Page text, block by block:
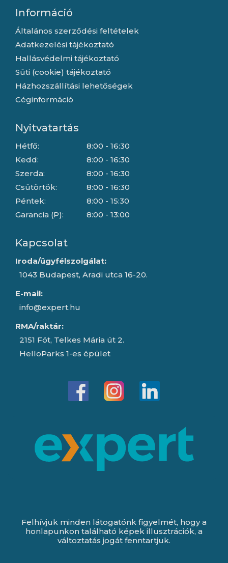
Információ
Általános szerződési feltételek
Adatkezelési tájékoztató
Hallásvédelmi tájékoztató
Süti (cookie) tájékoztató
Házhozszállítási lehetőségek
Céginformáció
Nyitvatartás
Hétfő:
Kedd:
Szerda:
Csütörtök:
Péntek:
Garancia (P):
8:00 - 16:30
8:00 - 16:30
8:00 - 16:30
8:00 - 16:30
8:00 - 15:30
8:00 - 13:00
Kapcsolat
Iroda/ügyfélszolgálat:
1043 Budapest, Aradi utca 16-20.
E-mail:
info@expert.hu
RMA/raktár:
2151 Fót, Telkes Mária út 2.
HelloParks 1-es épület
Felhívjuk minden látogatónk figyelmét, hogy a
honlapunkon található képek illusztrációk, a
változtatás jogát fenntartjuk.